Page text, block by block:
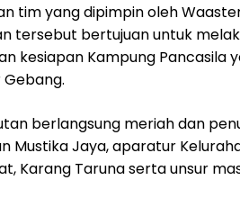
tim yang dipimpin oleh
tersebut bertujuan untuk
kesiapan Kampung Pancasila
berlangsung meriah dan
Mustika Jaya, aparatur
Karang Taruna serta unsur